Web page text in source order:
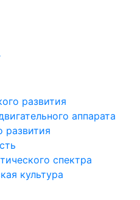
развития
аппарата
развития
спектра
культура